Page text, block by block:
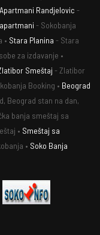
Apartmani Randjelovic -
- Sokobanja
• Stara Planina - Stara
za izdavanje •
Smeštaj - Zlatibor
Booking • Beograd
Beograd stan na dan,
banja smeštaj sa
• Smeštaj sa
• Soko Banja